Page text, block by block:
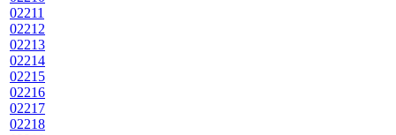
02211
02212
02213
02214
02215
02216
02217
02218